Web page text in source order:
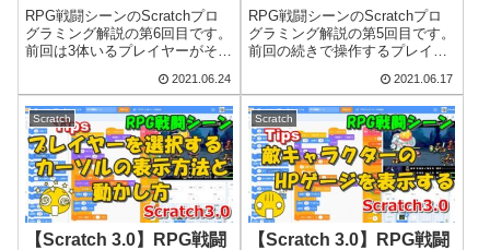
方法（Tips）
RPG戦闘シーンのScratchプロ
グラミング解説の第6回目です。
前回は3体いるプレイヤーがそれ
の複数あるコマンドアイコンか
ら1つを選択するプログラムにつ
いて紹介しました。今回はその
続きで、選択されたコマンドア
イ...
2021.06.24
する方法（Tips）
RPG戦闘シーンのScratchプロ
グラミング解説の第5回目です。
前回の続きで操作するプレイヤ
か・魔法を使うか・アイテムを
使うかなどのコマンドを選択す
るプログラムについてです。コ
マンド選択の方法は、メニュー
方式では...
2021.06.17
Scratch
【Scratch 3.0】RPG戦闘
Scratch
【Scratch 3.0】RPG戦闘